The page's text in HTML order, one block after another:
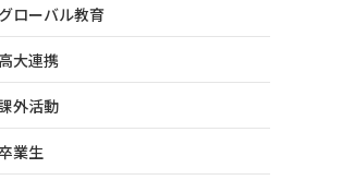
グローバル教育
高大連携
外活動
業生